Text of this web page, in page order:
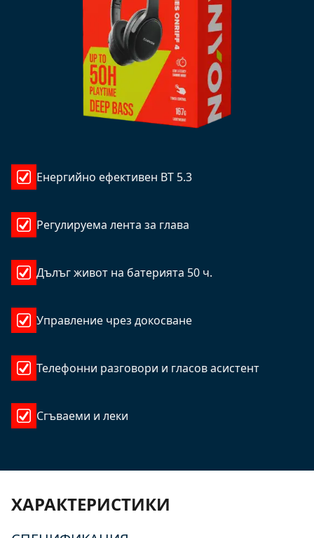
Енергийно ефективен BT 5.3
Регулируема лента за глава
Дълъг живот на батерията 50 ч.
Управление чрез докосване
Телефонни разговори и гласов асистент
Сгъваеми и леки
ХАРАКТЕРИСТИКИ